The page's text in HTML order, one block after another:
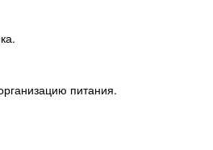
питания.